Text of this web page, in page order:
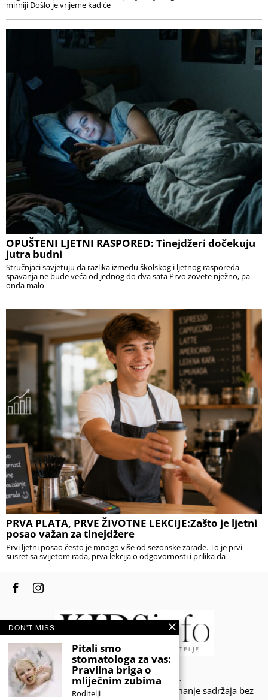
mirniji Došlo je vrijeme kad će
OPUŠTENI LJETNI RASPORED: Tinejdžeri dočekuju
jutra budni
Stručnjaci savjetuju da razlika između školskog i ljetnog rasporeda
spavanja ne bude veća od jednog do dva sata Prvo zovete nježno, pa
onda malo
PRVA PLATA, PRVE ŽIVOTNE LEKCIJE:Zašto je ljetni
posao važan za tinejdžere
Prvi ljetni posao često je mnogo više od sezonske zarade. To je prvi
susret sa svijetom rada, prva lekcija o odgovornosti i prilika da
© 2020 - KIDSINFO.BA.
Sva prava zadržana. Zabranjeno preuzimanje sadržaja bez
DON'T MISS
Pitali smo
stomatologa za vas:
Pravilna briga o
mliječnim zubima
Roditelji